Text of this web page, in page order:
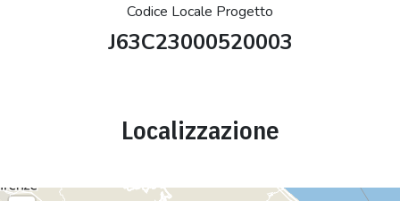
Codice Locale Progetto
J63C23000520003
Localizzazione